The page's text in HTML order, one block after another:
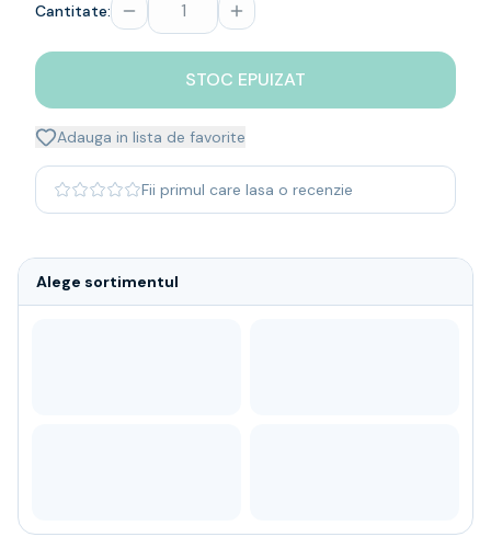
Bourbon
Blanded Japanese
Coniac & Brandy
Gin
Tequila
BLACK FRIDAY
Cantitate:
STOC EPUIZAT
Adauga in lista de favorite
Fii primul care lasa o recenzie
Alege sortimentul